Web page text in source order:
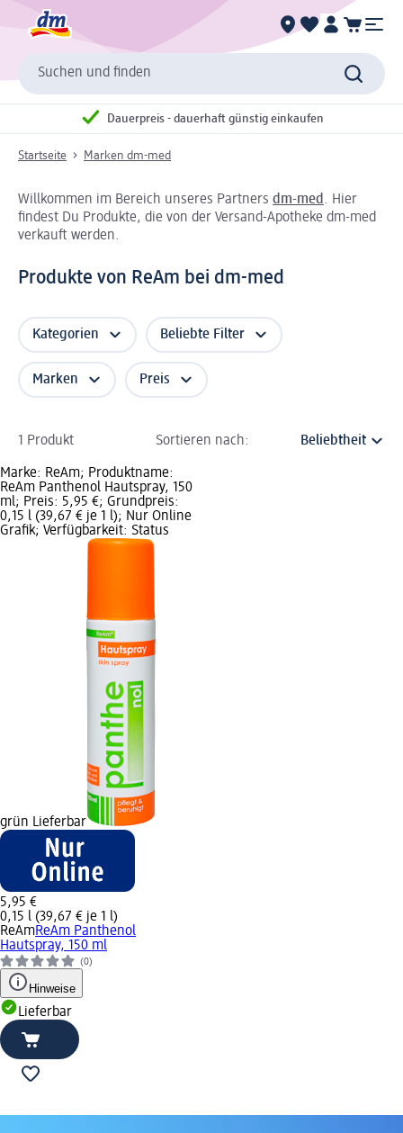
Suchen und finden
Dauerpreis - dauerhaft günstig einkaufen
Startseite Marken dm-med
Willkommen im Bereich unseres Partners dm-med . Hier
findest Du Produkte, die von der Versand-Apotheke dm-med
verkauft werden.
Produkte von ReAm bei dm-med
Kategorien Beliebte Filter
Marken Preis
1 Produkt Sortieren nach:
Marke: ReAm; Produktname:
ReAm Panthenol Hautspray, 150
ml; Preis: 5,95 €; Grundpreis:
0,15 l (39,67 € je 1 l); Nur Online
Grafik; Verfügbarkeit: Status
grün Lieferbar
5,95 €
0,15 l (39,67 € je 1 l)
ReAmReAm Panthenol
Hautspray, 150 ml
(0)
Hinweise
Lieferbar